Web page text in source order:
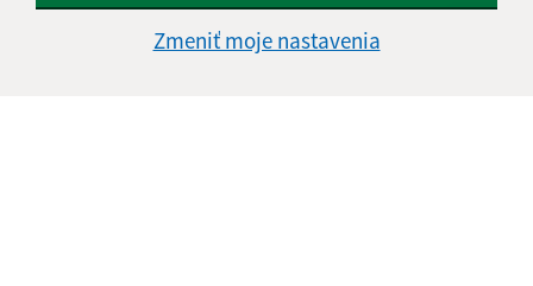
Zmeniť moje nastavenia
Autorské práva